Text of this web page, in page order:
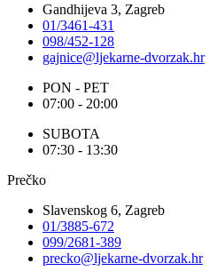
Gandhijeva 3, Zagreb
01/3461-431
098/452-128
gajnice@ljekarne-dvorzak.hr
PON - PET
07:00 - 20:00
SUBOTA
07:30 - 13:30
Prečko
Slavenskog 6, Zagreb
01/3885-672
099/2681-389
precko@ljekarne-dvorzak.hr